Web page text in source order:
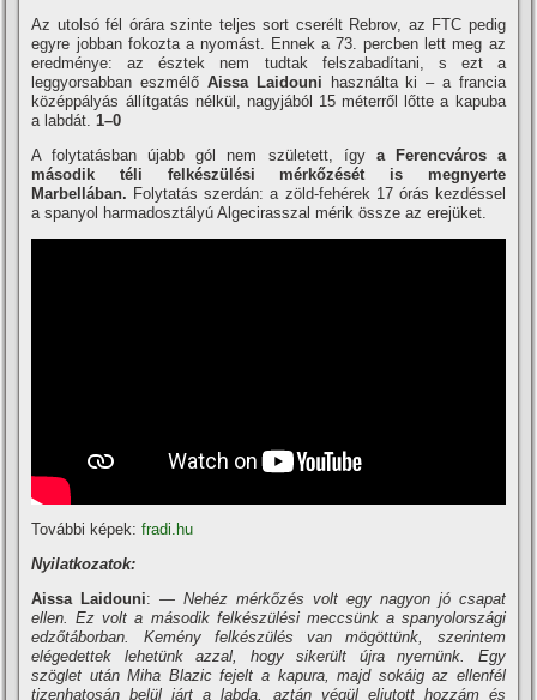
Az utolsó fél órára szinte teljes sort cserélt Rebrov, az FTC pedig
egyre jobban fokozta a nyomást. Ennek a 73. percben lett meg az
eredménye: az észtek nem tudtak felszabadítani, s ezt a
leggyorsabban eszmélő Aissa Laidouni
használta ki – a francia
középpályás állítgatás nélkül, nagyjából 15 méterről lőtte a kapuba
a labdát.1–0
A folytatásban újabb gól nem született, így a Ferencváros a
második téli felkészülési mérkőzését is megnyerte
Marbellában. Folytatás szerdán: a zöld-fehérek 17 órás kezdéssel
a spanyol harmadosztályú Algecirasszal mérik össze az erejüket.
További képek:fradi.hu
Nyilatkozatok:
Aissa Laidouni:— Nehéz mérkőzés volt egy nagyon jó csapat
ellen. Ez volt a második felkészülési meccsünk a spanyolországi
edzőtáborban. Kemény felkészülés van mögöttünk, szerintem
elégedettek lehetünk azzal, hogy sikerült újra nyernünk. Egy
szöglet után Miha Blazic fejelt a kapura, majd sokáig az ellenfél
tizenhatosán belül járt a labda, aztán végül eljutott hozzám és